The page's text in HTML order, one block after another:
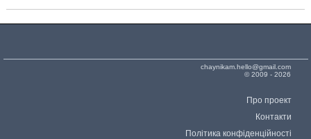
chaynikam.hello@gmail.com
© 2009 - 2026
Про проект
Контакти
Політика конфіденційності